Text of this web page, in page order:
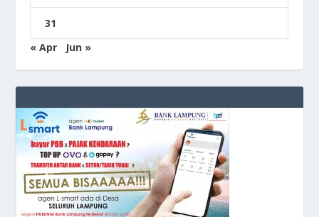
31
« Apr
Jun »